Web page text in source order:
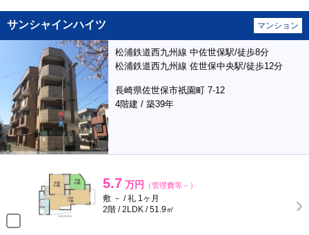
サンシャインハイツ マンション
松浦鉄道西九州線 中佐世保駅/徒歩8分
松浦鉄道西九州線 佐世保中央駅/徒歩12分
長崎県佐世保市祇園町 7-12
4階建 / 築39年
5.7 万円 （管理費等－）
敷 － / 礼 1ヶ月
2階 / 2LDK / 51.9㎡